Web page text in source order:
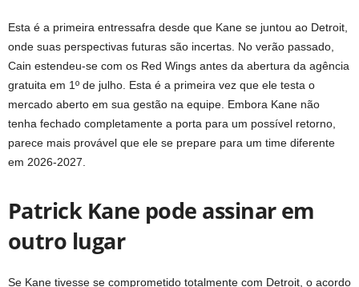
Esta é a primeira entressafra desde que Kane se juntou ao Detroit,
onde suas perspectivas futuras são incertas. No verão passado,
Cain estendeu-se com os Red Wings antes da abertura da agência
gratuita em 1º de julho. Esta é a primeira vez que ele testa o
mercado aberto em sua gestão na equipe. Embora Kane não
tenha fechado completamente a porta para um possível retorno,
parece mais provável que ele se prepare para um time diferente
em 2026-2027.
Patrick Kane pode assinar em
outro lugar
Se Kane tivesse se comprometido totalmente com Detroit, o acordo